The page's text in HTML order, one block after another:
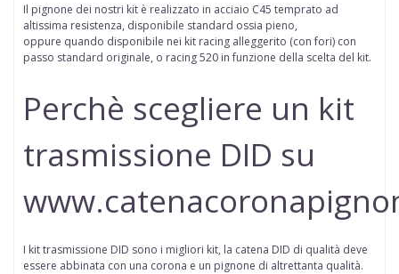
Il pignone dei nostri kit è realizzato in acciaio C45 temprato ad
altissima resistenza, disponibile standard ossia pieno,
oppure quando disponibile nei kit racing alleggerito (con fori) con
passo standard originale, o racing 520 in funzione della scelta del kit.
Perchè scegliere un kit
trasmissione DID su
I kit trasmissione DID sono i migliori kit, la catena DID di qualità deve
essere abbinata con una corona e un pignone di altrettanta qualità.